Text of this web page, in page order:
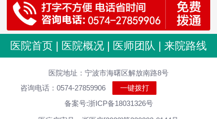
医院首页 | 医院概况 | 医师团队 | 来院路线
医院地址：宁波市海曙区解放南路8号
咨询电话：0574-27859906
一键拨打
备案号:浙ICP备18031326号